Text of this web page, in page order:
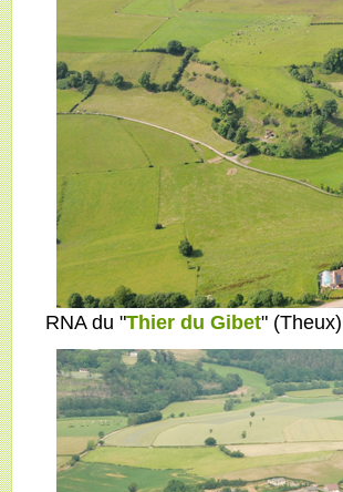
RNA du "Thier du Gibet" (Theux)